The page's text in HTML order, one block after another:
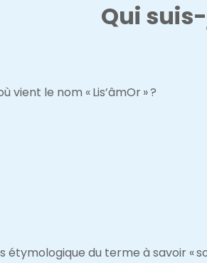
Qui
vient le nom « Lis’âmOr » ?
étymologique du terme à savoir «